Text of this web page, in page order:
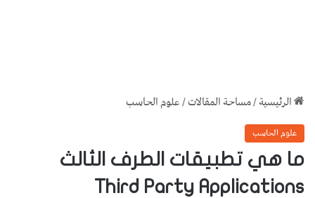
الرئيسية/مساحة المقالات/علوم الحاسب
علوم الحاسب
ما هي تطبيقات الطرف الثالث
Third Party Applications